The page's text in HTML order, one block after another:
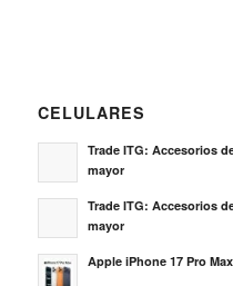
CELULARES
Trade ITG: Accesorios
mayor
Trade ITG: Accesorios
mayor
Apple iPhone 17 Pro Max